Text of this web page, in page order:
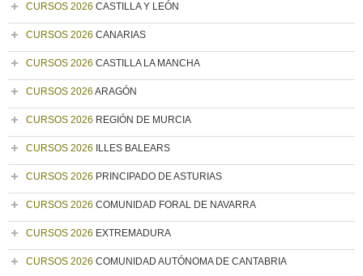
CURSOS 2026 CASTILLA Y LEÓN
CURSOS 2026 CANARIAS
CURSOS 2026 CASTILLA LA MANCHA
CURSOS 2026 ARAGÓN
CURSOS 2026 REGIÓN DE MURCIA
CURSOS 2026 ILLES BALEARS
CURSOS 2026 PRINCIPADO DE ASTURIAS
CURSOS 2026 COMUNIDAD FORAL DE NAVARRA
CURSOS 2026 EXTREMADURA
CURSOS 2026 COMUNIDAD AUTÓNOMA DE CANTABRIA